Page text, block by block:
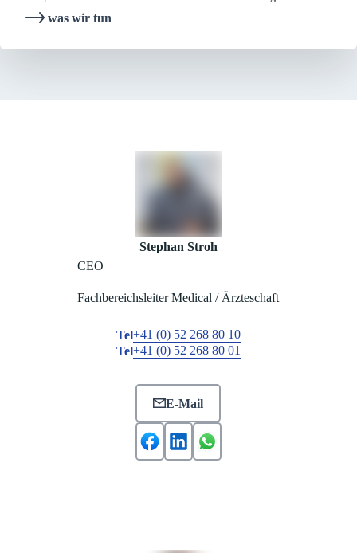
was wir tun
Stephan Stroh
CEO
Fachbereichsleiter Medical / Ärzteschaft
Tel+41 (0) 52 268 80 10
Tel+41 (0) 52 268 80 01
E-Mail